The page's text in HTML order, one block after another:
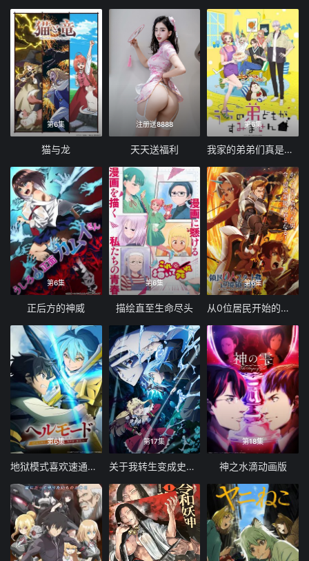
第6集
猫与龙
注册送8888
天天送福利
第6集
我家的弟弟们真是让您费心了
第6集
正后方的神威
第6集
描绘直至生命尽头
第6集
从0位居民开始的边境领主大人
第6集
地狱模式喜欢速通游戏的玩家在废设定异世界无双 第二季
第17集
关于我转生变成史莱姆这档事第四季
第18集
神之水滴动画版